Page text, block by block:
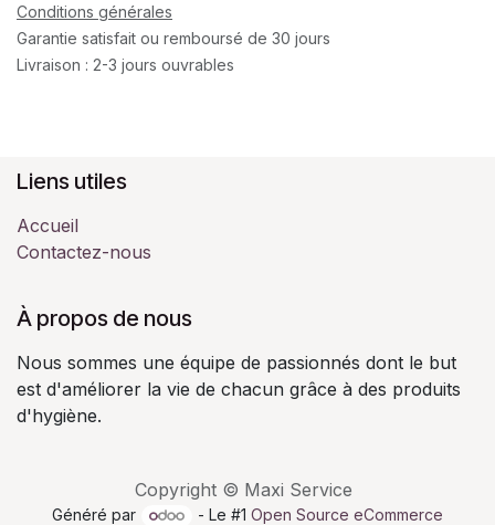
Conditions générales
Garantie satisfait ou remboursé de 30 jours
Livraison : 2-3 jours ouvrables
Liens utiles
Accueil
Contactez-nous
À propos de nous
Nous sommes une équipe de passionnés dont le but
est d'améliorer la vie de chacun grâce à des produits
d'hygiène.
Copyright © Maxi Service
Généré par - Le #1Open Source eCommerce